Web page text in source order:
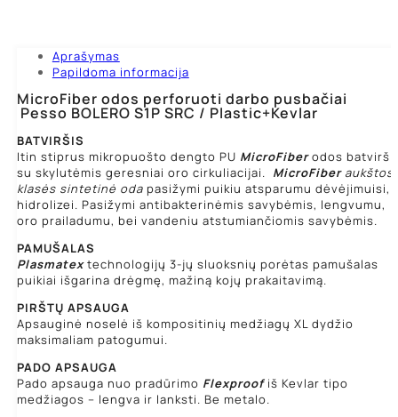
Aprašymas
Papildoma informacija
MicroFiber odos perforuoti darbo pusbačiai
Pesso BOLERO S1P SRC / Plastic+Kevlar
BATVIRŠIS
Itin stiprus mikropuošto dengto PU MicroFiberodos
su skylutėmis geresniai oro cirkuliacijai. MicroFiberaukštos
klasės sintetinė oda pasižymi puikiu atsparumu dėvėjimuisi,
hidrolizei. Pasižymi antibakterinėmis savybėmis, lengvumu,
oro prailadumu, bei vandeniu atstumiančiomis savybėmis.
PAMUŠALAS
Plasmatextechnologijų 3-jų sluoksnių porėtas pamušalas
puikiai išgarina drėgmę, mažiną kojų prakaitavimą.
PIRŠTŲ APSAUGA
Apsauginė noselė iš kompositinių medžiagų XL dydžio
maksimaliam patogumui.
PADO APSAUGA
Pado apsauga nuo pradūrimo Flexproof iš Kevlar tipo
medžiagos – lengva ir lanksti. Be metalo.